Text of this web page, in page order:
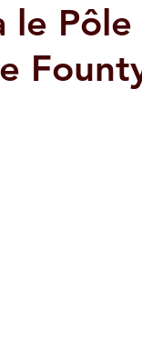
Déconseillé
le Pôle